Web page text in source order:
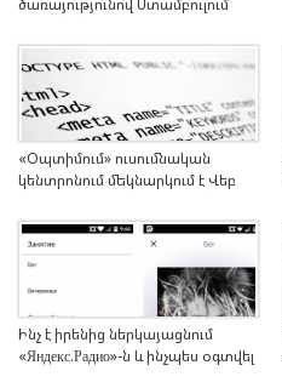
ծառայությունով Ստամբուլում
նավ
«Օպտիմում» ուսումնական
կենտրոնում մեկնարկում է Վեբ
դասընթացը
Ինչ է իրենից ներկայացնում
«Яндекс.Радио»-ն և ինչպես օգտվել